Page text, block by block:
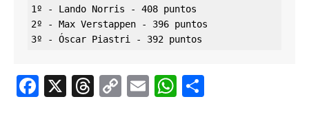
1º - Lando Norris - 408 puntos
2º - Max Verstappen - 396 puntos
3º - Óscar Piastri - 392 puntos
Facebook
X Threads
CopyEmailWhatsApp